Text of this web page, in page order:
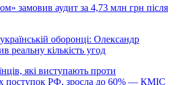
замовив аудит за 4,73 млн грн після
оборонці: Олександр
реальну кількість угод
які виступають проти
поступок РФ, зросла до 60% — КМІС